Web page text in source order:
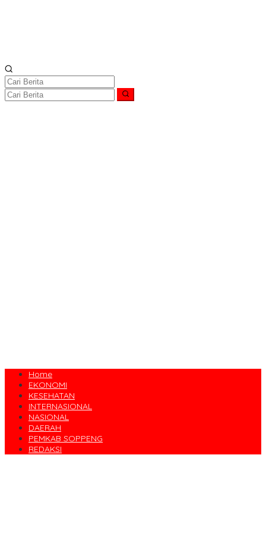
Home
EKONOMI
KESEHATAN
INTERNASIONAL
NASIONAL
DAERAH
PEMKAB SOPPENG
REDAKSI